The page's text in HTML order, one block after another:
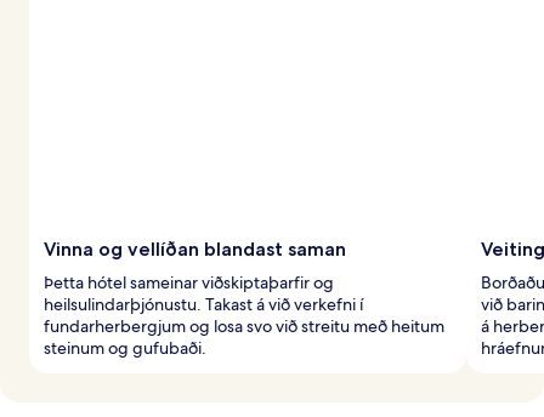
Vinna og vellíðan blandast saman
Þetta hótel sameinar viðskiptaþarfir og
heilsulindarþjónustu. Takast á við verkefni í
fundarherbergjum og losa svo við streitu með heitum
steinum og gufubaði.
við
á